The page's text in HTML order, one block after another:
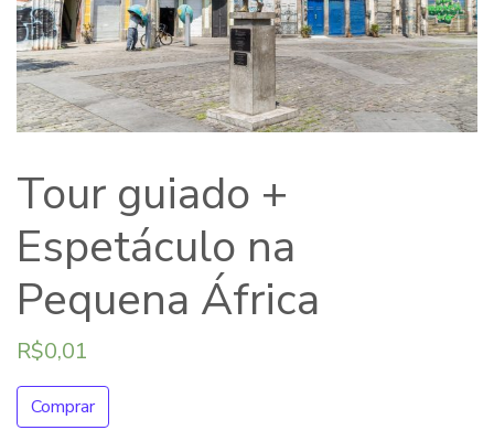
Tour guiado +
Espetáculo na
Pequena África
R$0,01
Comprar